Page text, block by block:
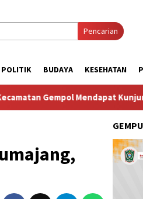
Pencarian
POLITIK BUDAYA KESEHATAN
Mendapat Kunjungan Sosok